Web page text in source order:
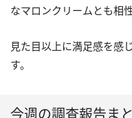
なマロンクリームとも相
見た目以上に満足感を感
す。